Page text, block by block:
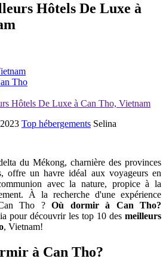
Hôtels De Luxe à
Tho
Hôtels De Luxe à Can Tho, Vietnam
Top hébergements Selina
du Mékong, charnière des provinces
offre un havre idéal aux voyageurs en
avec la nature, propice à la
À la recherche d'une expérience
Tho ? Où dormir à Can Tho?
pour découvrir les top 10 des meilleurs
, Vietnam!
à Can Tho?